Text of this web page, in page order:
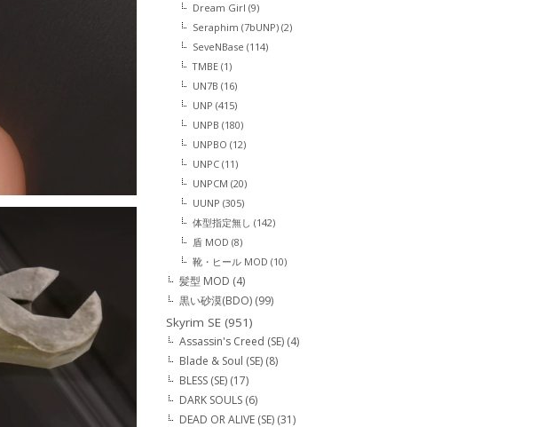
Dream Girl (9)
Seraphim (7bUNP) (2)
SeveNBase (114)
TMBE (1)
UN7B (16)
UNP (415)
UNPB (180)
UNPBO (12)
UNPC (11)
UNPCM (20)
UUNP (305)
体型指定無し (142)
盾 MOD (8)
靴・ヒール MOD (10)
髪型 MOD (4)
黒い砂漠(BDO) (99)
Skyrim SE (951)
Assassin's Creed (SE) (4)
Blade & Soul (SE) (8)
BLESS (SE) (17)
DARK SOULS (6)
DEAD OR ALIVE (SE) (31)